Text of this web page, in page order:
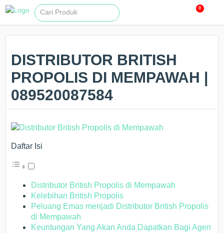
0
DISTRIBUTOR BRITISH
PROPOLIS DI MEMPAWAH |
089520087584
Daftar Isi
Distributor British Propolis di Mempawah
Kelebihan British Propolis
Peluang Emas menjadi Distributor British Propolis
di Mempawah
Keuntungan Yang Akan Anda Dapatkan Bagi Agen